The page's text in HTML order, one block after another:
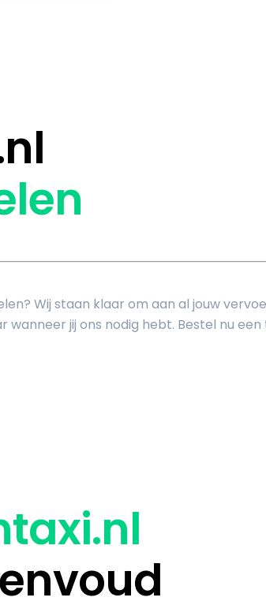
Wij staan klaar om aan al jouw
jij ons nodig hebt. Bestel nu